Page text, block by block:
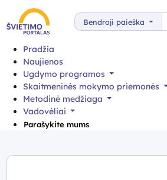
Bendroji paieška
Pradžia
Naujienos
Ugdymo programos
Skaitmeninės mokymo priemonės
Metodinė medžiaga
Vadovėliai
Parašykite mums